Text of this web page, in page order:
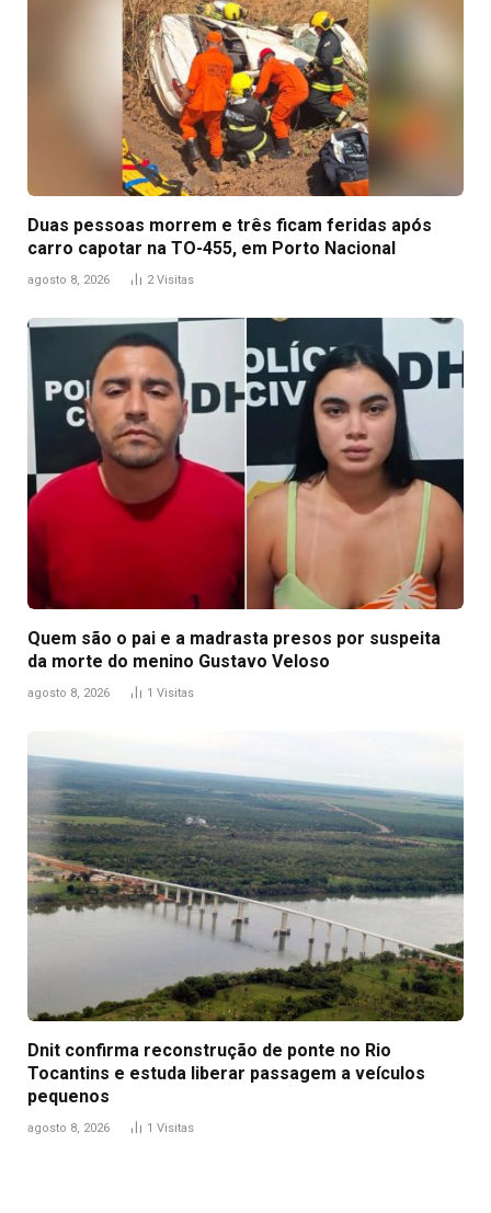
Duas pessoas morrem e três ficam feridas após
carro capotar na TO-455, em Porto Nacional
agosto 8, 2026 2Visitas
Quem são o pai e a madrasta presos por suspeita
da morte do menino Gustavo Veloso
agosto 8, 2026 1 Visitas
Dnit confirma reconstrução de ponte no Rio
Tocantins e estuda liberar passagem a veículos
pequenos
agosto 8, 2026 1 Visitas